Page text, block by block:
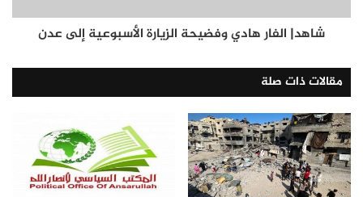
شاهد| الفار هادي وفضيحة الزيارة الأسبوعية إلى عدن
مقالات ذات صلة